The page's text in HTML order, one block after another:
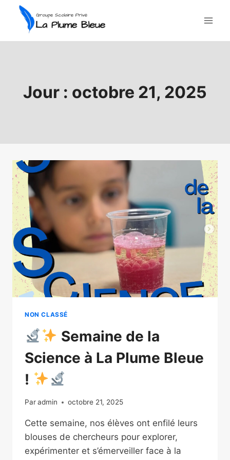
contenu
Jour : octobre 21, 2025
NON CLASSÉ
Semaine de la
Science à La Plume Bleue
!
Paradmin octobre 21, 2025
Cette semaine, nos élèves ont enfilé leurs
blouses de chercheurs pour explorer,
expérimenter et s’émerveiller face à la